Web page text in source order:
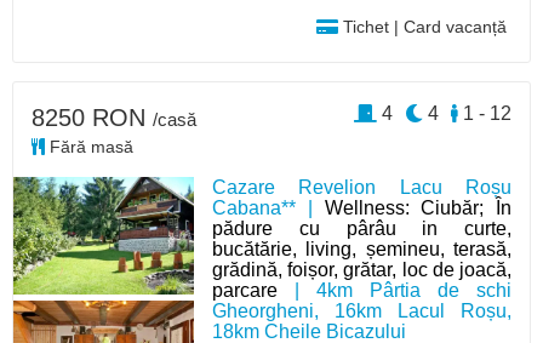
Tichet | Card vacanță
Cazare Revelion Lacu Roșu
Cabana** | Wellness: Ciubăr; În
pădure cu pârâu in curte,
bucătărie, living, șemineu, terasă,
grădină, foișor, grătar, loc de joacă,
parcare | 4km Pârtia de schi
Gheorgheni, 16km Lacul Roșu,
18km Cheile Bicazului
8250 RON /casă
Fără masă
1 - 12
4
4